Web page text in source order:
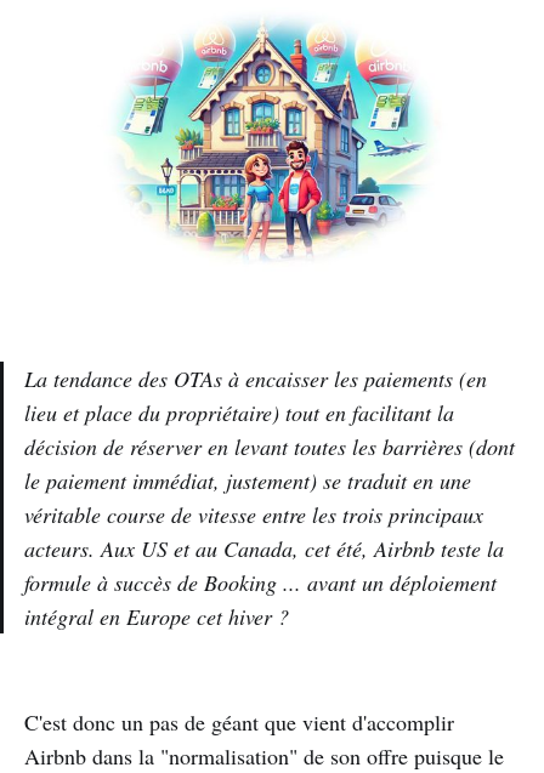
La tendance des OTAs à encaisser les paiements (en
lieu et place du propriétaire) tout en facilitant la
décision de réserver en levant toutes les barrières (dont
le paiement immédiat, justement) se traduit en une
véritable course de vitesse entre les trois principaux
acteurs. Aux US et au Canada, cet été, Airbnb teste la
formule à succès de Booking ... avant un déploiement
intégral en Europe cet hiver ?
C'est donc un pas de géant que vient d'accomplir
Airbnb dans la "normalisation" de son offre puisque le